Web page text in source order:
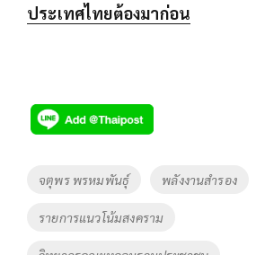
ประเทศไทยต้องมาก่อน
Tags
จตุพร พรหมพันธุ์ พลังงานสำรอง
รายการแนวโน้มสงคราม